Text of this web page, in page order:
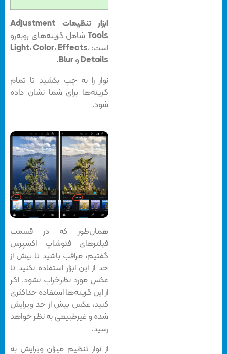
ابزار تنظیمات Adjustment
Toolsشامل گزینه‌های روبه‌رو
است:
Light،Color،Effects،
DetailsوBlur.
نوار را به چپ بکشید تا تمام
گزینه‌ها برای شما نشان داده
شود.
همان‌طور که در قسمت
فیلترهای فتوشاپ اکسپرس
گفتیم، مراقب باشید تا بیش از
حد از این ابزار استفاده نکنید تا
عکس‌ مورد نظرخراب نشود. اگر
از این گزینه‌ها استفاده حداکثری
کنید، عکس‌ بیش از حد ویرایش
شده و غیرطبیعی به نظر خواهد
رسید.
از نوار تنظیم میزان ویرایش به